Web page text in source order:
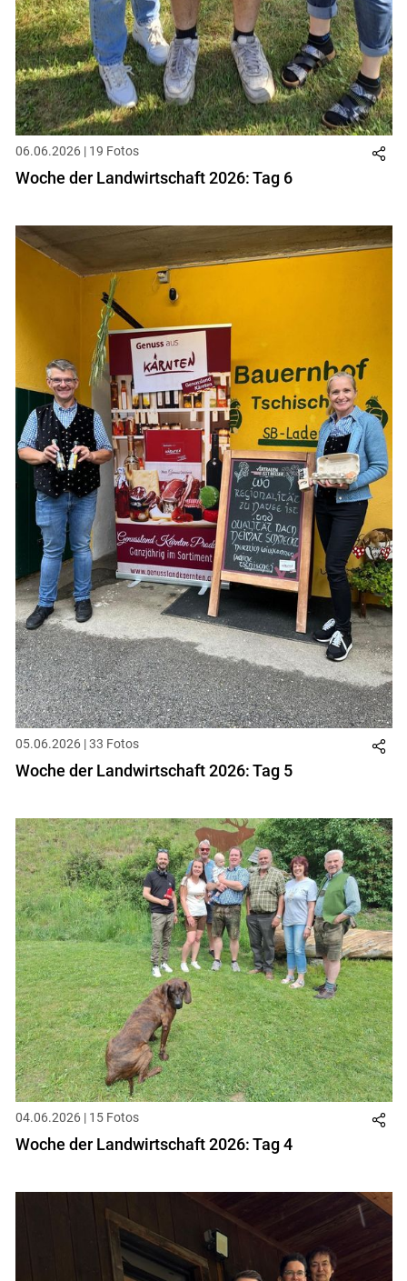
06.06.2026 | 19 Fotos
Woche der Landwirtschaft 2026: Tag 6
05.06.2026 | 33 Fotos
Woche der Landwirtschaft 2026: Tag 5
04.06.2026 | 15 Fotos
Woche der Landwirtschaft 2026: Tag 4